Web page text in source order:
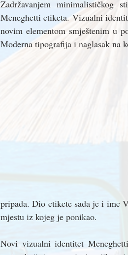
Zadržavanjem minimalističkog
Meneghetti etiketa. Vizualni
novim elementom smještenim u
Moderna tipografija i naglasak na
pripada. Dio etikete sada je i ime
mjestu iz kojeg je ponikao.
Novi vizualni identitet